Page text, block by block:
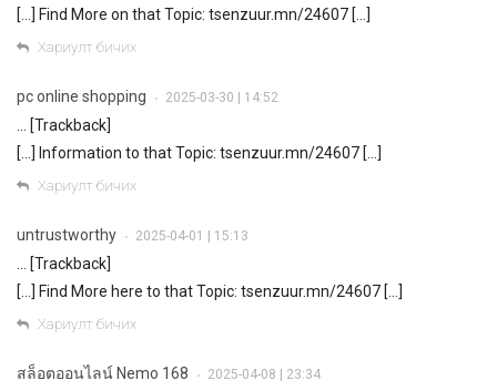
[…] Find More on that Topic: tsenzuur.mn/24607 […]
Хариулт бичих
pc online shopping • 2025-03-30 | 14:52
… [Trackback]
[…] Information to that Topic: tsenzuur.mn/24607 […]
Хариулт бичих
untrustworthy • 2025-04-01 | 15:13
… [Trackback]
[…] Find More here to that Topic: tsenzuur.mn/24607 […]
Хариулт бичих
สล็อตออนไลน์ Nemo 168 • 2025-04-08 | 23:34